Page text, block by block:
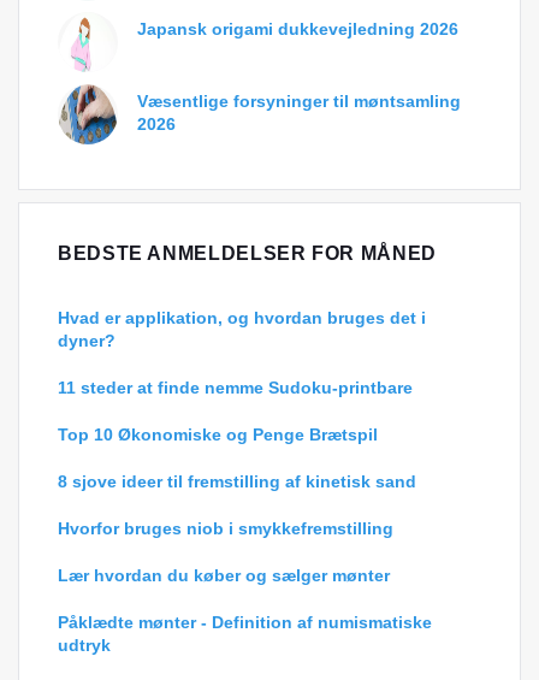
Japansk origami dukkevejledning 2026
Væsentlige forsyninger til møntsamling
2026
BEDSTE ANMELDELSER FOR MÅNED
Hvad er applikation, og hvordan bruges det i
dyner?
11 steder at finde nemme Sudoku-printbare
Top 10 Økonomiske og Penge Brætspil
8 sjove ideer til fremstilling af kinetisk sand
Hvorfor bruges niob i smykkefremstilling
Lær hvordan du køber og sælger mønter
Påklædte mønter - Definition af numismatiske
udtryk